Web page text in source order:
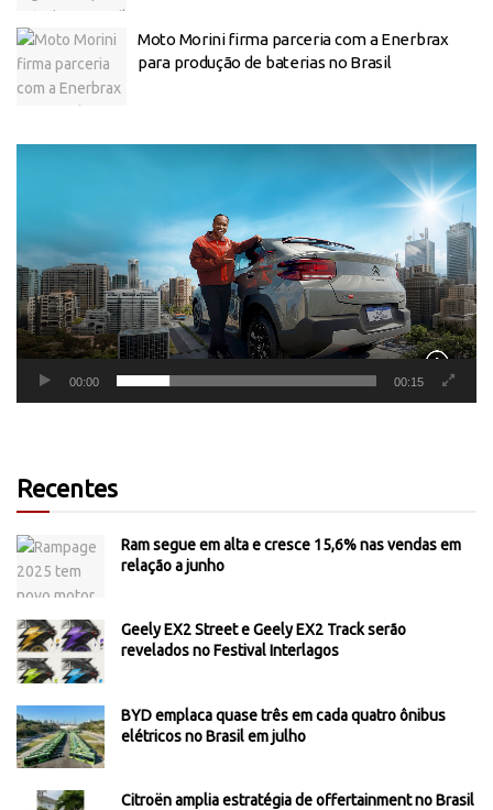
Moto Morini firma parceria com a Enerbrax
para produção de baterias no Brasil
00:00 00:15
Recentes
Ram segue em alta e cresce 15,6% nas vendas em
relação a junho
Geely EX2 Street e Geely EX2 Track serão
revelados no Festival Interlagos
BYD emplaca quase três em cada quatro ônibus
elétricos no Brasil em julho
Citroën amplia estratégia de offertainment no Brasil